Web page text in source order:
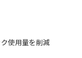
使用量を削減